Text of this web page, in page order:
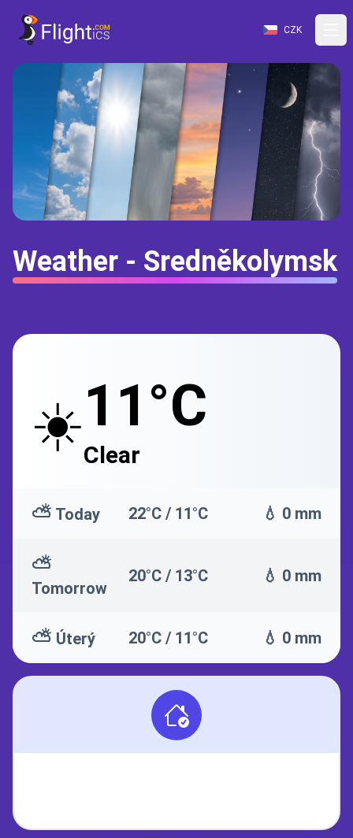
CZK
Weather - Sredněkolymsk
☀️11°C
Clear
⛅ Today 22°C / 11°C 💧 0 mm
⛅
Tomorrow
20°C / 13°C 💧 0 mm
⛅ Úterý 20°C / 11°C 💧 0 mm